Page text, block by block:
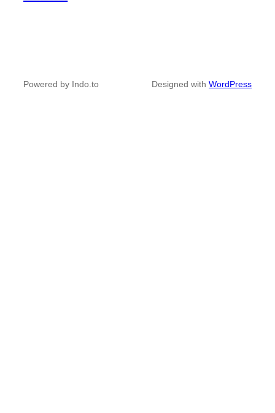
Powered by Indo.to Designed with WordPress